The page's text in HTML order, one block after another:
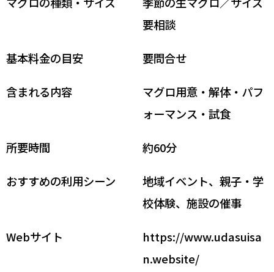
要相談
基本料金の目安 要問合せ
含まれる内容
マグロ用意・解体・パフ
ォーマンス・試食
所要時間 約60分
おすすめの利用シーン
地域イベント、親子・学
校体験、施設の催事
Webサイト
https://www.udasuisa
n.website/